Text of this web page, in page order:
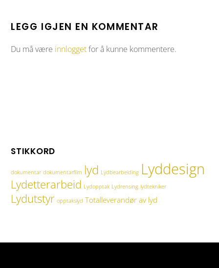
LEGG IGJEN EN KOMMENTAR
Du må være innloggetfor å kunne kommentere.
STIKKORD
dokumentar dokumentarfilm lyd Lydbearbeiding Lyddesign
Lydetterarbeid Lydopptak Lydrensing lydtekniker
Lydutstyr opptakslyd Totalleverandør av lyd